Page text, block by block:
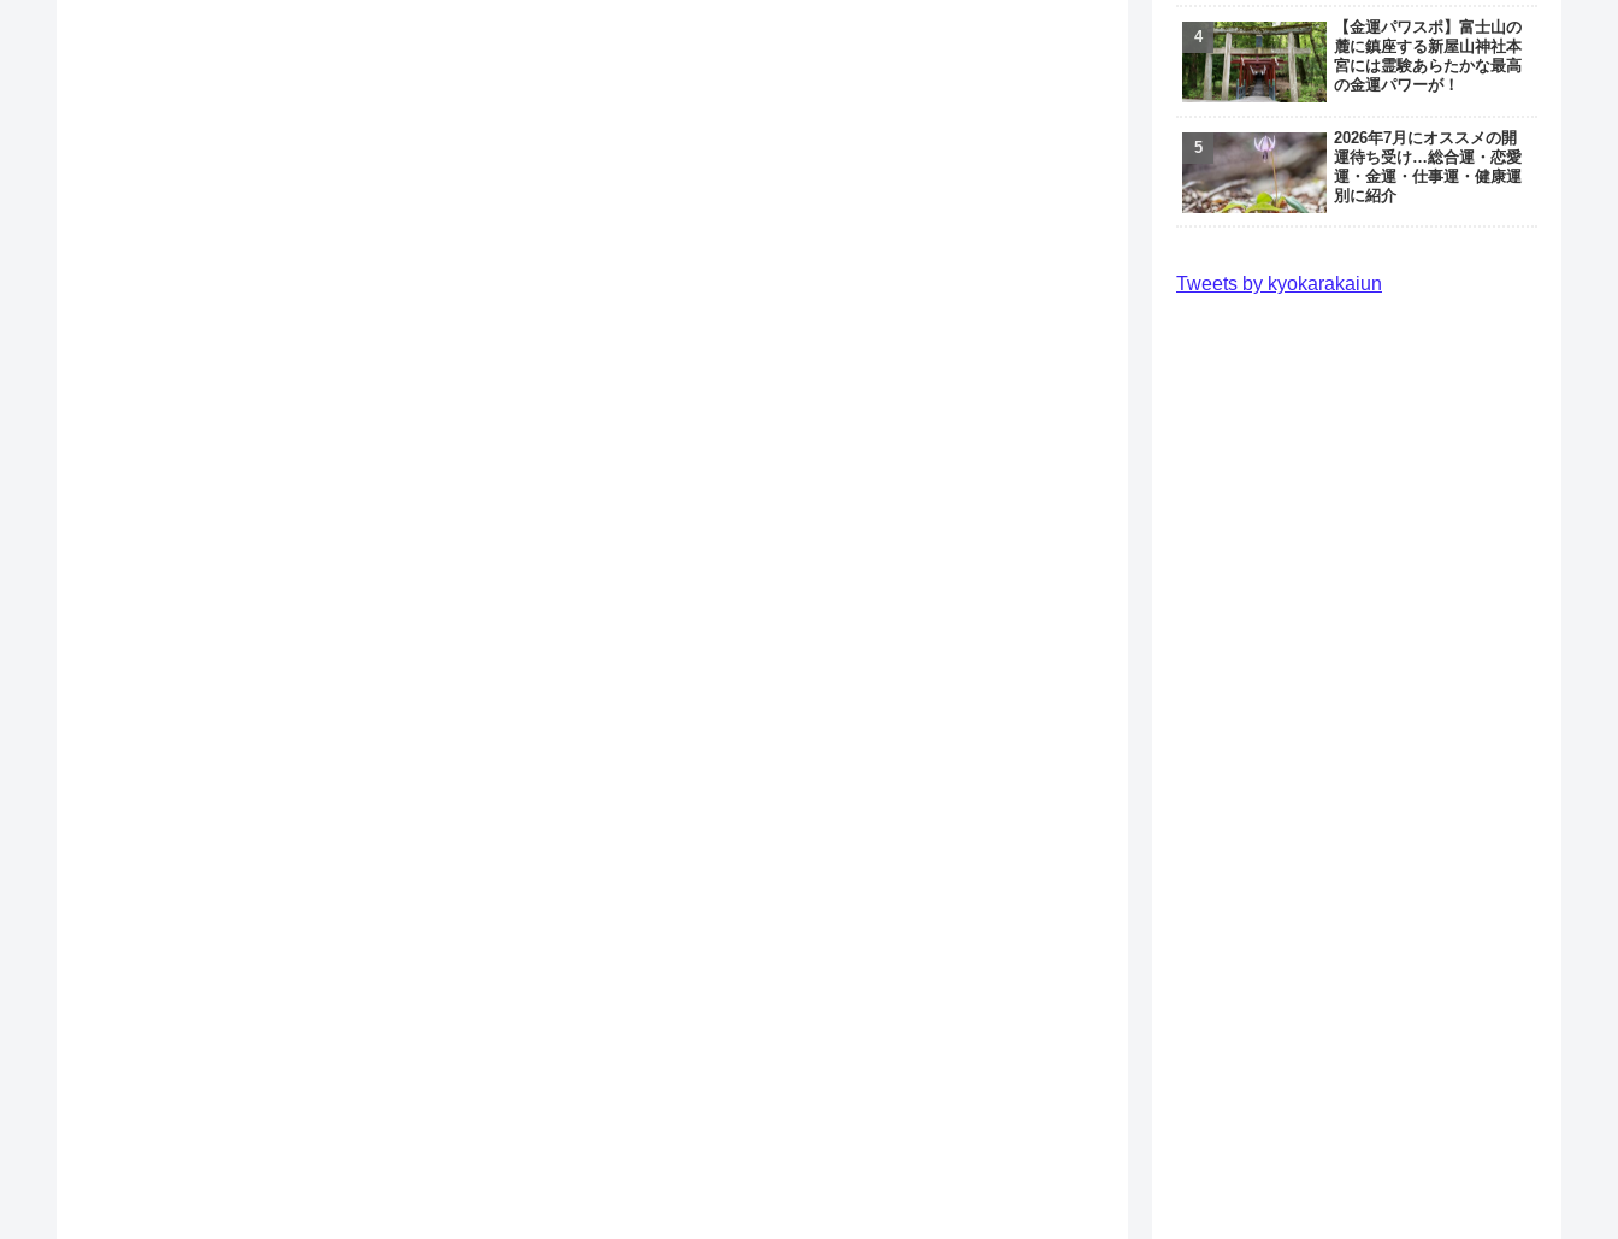
【金運パワスポ】富士山の
麓に鎮座する新屋山神社本
宮には霊験あらたかな最高
の金運パワーが！
2026年7月にオススメの開
運待ち受け…総合運・恋愛
運・金運・仕事運・健康運
別に紹介
Tweets by kyokarakaiun